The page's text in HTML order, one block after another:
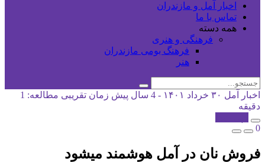
اخبار آمل و مازندران
تماس با ما
همه دسته
فرهنگی و هنری
فرهنگ بومی مازندران
هنر
اخبار آمل ۳۰ خرداد ۱۴۰۱ - 4 سال پیش
زمان تقریبی مطالعه: 1
دقیقه
0
فروش نان در آمل هوشمند میشود